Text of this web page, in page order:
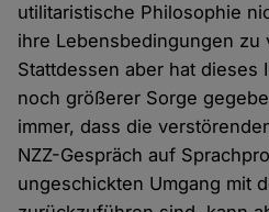
utilitaristische Philosophie
ihre Lebensbedingungen zu
Stattdessen aber hat dieses
noch größerer Sorge
immer, dass die
NZZ-Gespräch auf
ungeschickten Umgang mit